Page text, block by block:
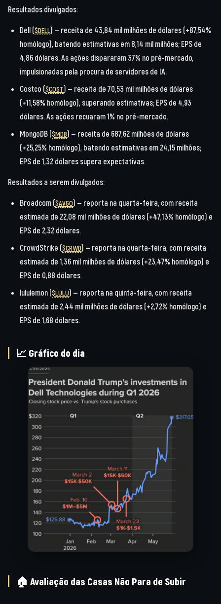
Resultados divulgados:
Dell ($DELL) — receita de 43,84 mil milhões de dólares (+87,54%
homólogo), batendo estimativas em 8,14 mil milhões; EPS de
4,86 dólares. As ações dispararam 37% no pré-mercado,
impulsionadas pela procura de servidores de IA.
Costco ($COST) — receita de 70,53 mil milhões de dólares
(+11,58% homólogo), superando estimativas; EPS de 4,93
dólares. As ações recuaram 1% no pré-mercado.
MongoDB ($MDB) — receita de 687,62 milhões de dólares
(+25,25% homólogo), batendo estimativas em 24,15 milhões;
EPS de 1,32 dólares supera expectativas.
Resultados a serem divulgados:
Broadcom ($AVGO) — reporta na quarta-feira, com receita
estimada de 22,08 mil milhões de dólares (+47,13% homólogo) e
EPS de 2,32 dólares.
CrowdStrike ($CRWD) — reporta na quarta-feira, com receita
estimada de 1,36 mil milhões de dólares (+23,47% homólogo) e
EPS de 0,88 dólares.
lululemon ($LULU) — reporta na quinta-feira, com receita
estimada de 2,44 mil milhões de dólares (+2,72% homólogo) e
EPS de 1,68 dólares.
📈 Gráfico do dia
🏠 Avaliação das Casas Não Para de Subir